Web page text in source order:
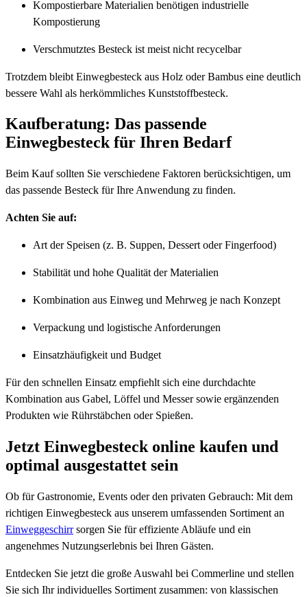
Kompostierbare Materialien benötigen industrielle
Kompostierung
Verschmutztes Besteck ist meist nicht recycelbar
Trotzdem bleibt Einwegbesteck aus Holz oder Bambus eine deutlich
bessere Wahl als herkömmliches Kunststoffbesteck.
Kaufberatung: Das passende
Einwegbesteck für Ihren Bedarf
Beim Kauf sollten Sie verschiedene Faktoren berücksichtigen, um
das passende Besteck für Ihre Anwendung zu finden.
Achten Sie auf:
Art der Speisen (z. B. Suppen, Dessert oder Fingerfood)
Stabilität und hohe Qualität der Materialien
Kombination aus Einweg und Mehrweg je nach Konzept
Verpackung und logistische Anforderungen
Einsatzhäufigkeit und Budget
Für den schnellen Einsatz empfiehlt sich eine durchdachte
Kombination aus Gabel, Löffel und Messer sowie ergänzenden
Produkten wie Rührstäbchen oder Spießen.
Jetzt Einwegbesteck online kaufen und
optimal ausgestattet sein
Ob für Gastronomie, Events oder den privaten Gebrauch: Mit dem
richtigen Einwegbesteck aus unserem umfassenden Sortiment an
Einweggeschirrsorgen Sie für effiziente Abläufe und ein
angenehmes Nutzungserlebnis bei Ihren Gästen.
Entdecken Sie jetzt die große Auswahl bei Commerline und stellen
Sie sich Ihr individuelles Sortiment zusammen: von klassischen